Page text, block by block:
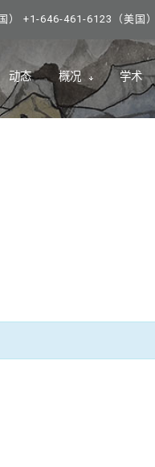
） +1-646-461-6123（美国
动态 概况 学术